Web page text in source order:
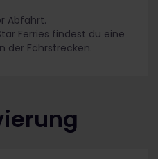
Abfahrt.
Ferries findest du eine
der Fährstrecken.